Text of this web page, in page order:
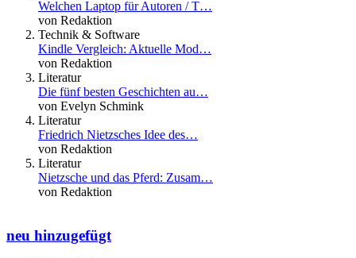
Welchen Laptop für Autoren / T…
von Redaktion
Technik & Software
Kindle Vergleich: Aktuelle Mod…
von Redaktion
Literatur
Die fünf besten Geschichten au…
von Evelyn Schmink
Literatur
Friedrich Nietzsches Idee des…
von Redaktion
Literatur
Nietzsche und das Pferd: Zusam…
von Redaktion
neu hinzugefügt